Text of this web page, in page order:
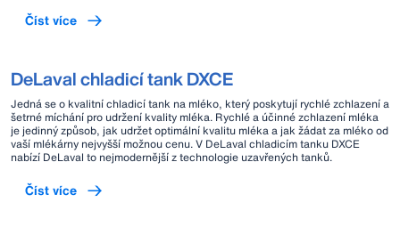
Číst více
DeLaval chladicí tank DXCE
Jedná se o kvalitní chladicí tank na mléko, který poskytují rychlé zchlazení a
šetrné míchání pro udržení kvality mléka. Rychlé a účinné zchlazení mléka
je jedinný způsob, jak udržet optimální kvalitu mléka a jak žádat za mléko od
vaší mlékárny nejvyšší možnou cenu. V DeLaval chladicím tanku DXCE
nabízí DeLaval to nejmodernější z technologie uzavřených tanků.
Číst více